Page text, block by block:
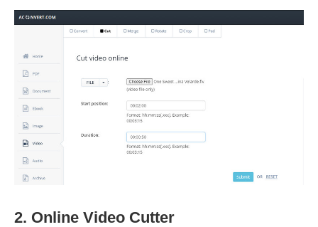
2. Online Video Cutter